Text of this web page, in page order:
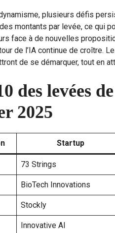
plusieurs défis
montants par levée, ce qui
face à de nouvelles
de l’IA continue de croître.
de se démarquer, tout en
des levées
2025
Startup
73 Strings
BioTech Innovations
Stockly
Innovative AI